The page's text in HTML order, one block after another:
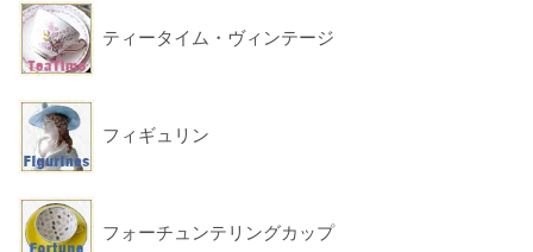
ティータイム・ヴィンテージ
フィギュリン
フォーチュンテリングカップ